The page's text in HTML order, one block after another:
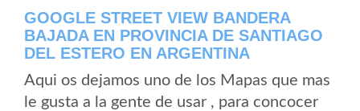
GOOGLE STREET VIEW BANDERA
BAJADA EN PROVINCIA DE SANTIAGO
DEL ESTERO EN ARGENTINA
Aqui os dejamos uno de los Mapas que mas
le gusta a la gente de usar , para concocer